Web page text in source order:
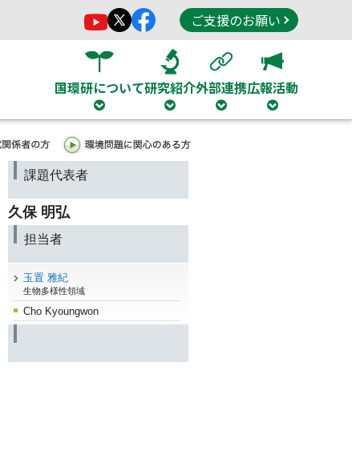
ご支援のお願い
国環研について研究紹介外部連携広報活動
課題代表者
久保 明弘
担当者
玉置 雅紀
生物多様性領域
Cho Kyoungwon